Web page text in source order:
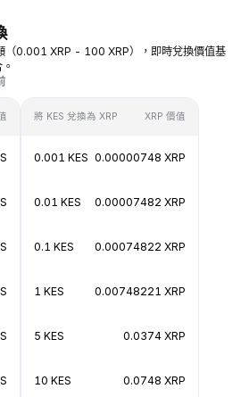
（0.001 XRP - 100 XRP），即時兌換價值基
將 KES 兌換為 XRP XRP 價值
0.001 KES 0.00000748 XRP
0.01 KES 0.00007482 XRP
0.1 KES 0.00074822 XRP
1 KES 0.00748221 XRP
5 KES 0.0374 XRP
10 KES 0.0748 XRP